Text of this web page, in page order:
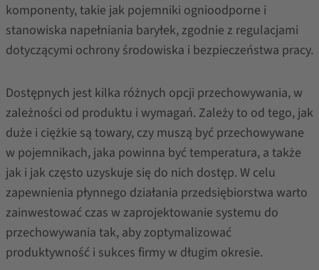
komponenty, takie jak pojemniki ognioodporne i
stanowiska napełniania baryłek, zgodnie z regulacjami
dotyczącymi ochrony środowiska i bezpieczeństwa pracy.
Dostępnych jest kilka różnych opcji przechowywania, w
zależności od produktu i wymagań. Zależy to od tego, jak
duże i ciężkie są towary, czy muszą być przechowywane
w pojemnikach, jaka powinna być temperatura, a także
jak i jak często uzyskuje się do nich dostęp. W celu
zapewnienia płynnego działania przedsiębiorstwa warto
zainwestować czas w zaprojektowanie systemu do
przechowywania tak, aby zoptymalizować
produktywność i sukces firmy w długim okresie.